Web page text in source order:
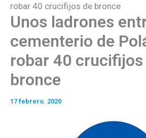
robar 40 crucifijos de bronce
Unos ladrones
cementerio de
robar 40 crucifijos
bronce
17 febrero. 2020